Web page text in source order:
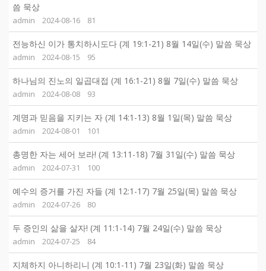
씀 묵상
admin 2024-08-16 81
전능하신 이가 통치하시도다 (계 19:1-21) 8월 14일(수) 말씀 묵상
admin 2024-08-15 95
하나님의 진노의 일곱대접 (계 16:1-21) 8월 7일(수) 말씀 묵상
admin 2024-08-08 93
계명과 믿음을 지키는 자 (계 14:1-13) 8월 1일(목) 말씀 묵상
admin 2024-08-01 101
총명한 자는 세어 보라! (계 13:11-18) 7월 31일(수) 말씀 묵상
admin 2024-07-31 100
예수의 증거를 가진 자들 (계 12:1-17) 7월 25일(목) 말씀 묵상
admin 2024-07-26 80
두 증인의 삶을 살자! (계 11:1-14) 7월 24일(수) 말씀 묵상
admin 2024-07-25 84
지체하지 아니하리니 (계 10:1-11) 7월 23일(화) 말씀 묵상